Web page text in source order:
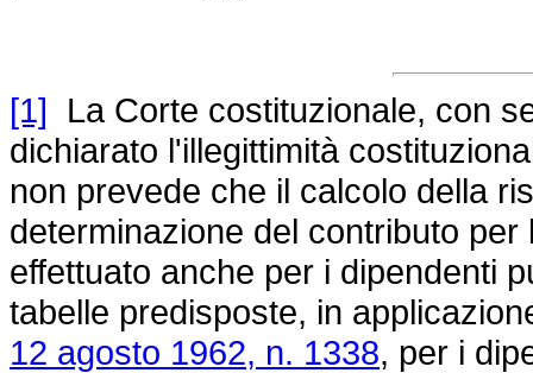
[1] La Corte costituzionale, con
dichiarato l'illegittimità
non prevede che il calcolo della
determinazione del contributo
effettuato anche per i dipendenti
tabelle predisposte, in
12 agosto 1962, n. 1338, per i